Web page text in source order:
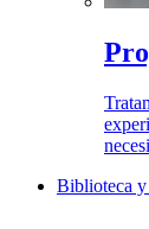
Biblioteca